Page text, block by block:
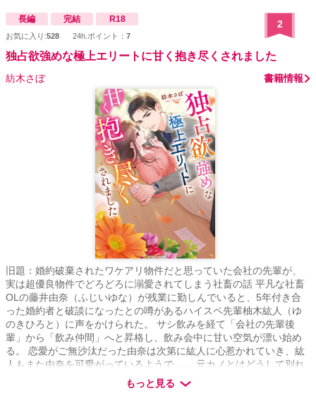
長編 完結 R18
お気に入り:528 24h.ポイント： 7
2
独占欲強めな極上エリートに甘く抱き尽くされました
紡木さぼ 書籍情報
旧題：婚約破棄されたワケアリ物件だと思っていた会社の先輩が、
実は超優良物件でどろどろに溺愛されてしまう社畜の話 平凡な社畜
OLの藤井由奈（ふじいゆな）が残業に勤しんでいると、5年付き合
った婚約者と破談になったとの噂があるハイスペ先輩柚木紘人（ゆ
のきひろと）に声をかけられた。 サシ飲みを経て「会社の先輩後
輩」から「飲み仲間」へと昇格し、飲み会中に甘い空気が漂い始め
る。 恋愛がご無沙汰だった由奈は次第に紘人に心惹かれていき、紘
人もまた由奈を可愛がっているようで…… 元カノとはどうして別れ
たの？社内恋愛は面倒？紘人は私のことどう思ってる？ 社会人なら
ではのじれったい片思いの果てに晴れて恋人同士になった2人。
もっと見る